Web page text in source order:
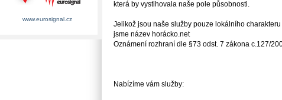
která by vystihovala naše pole působnosti.
Jelikož jsou naše služby pouze lokálního
jsme název horácko.net
Oznámení rozhraní dle §73 odst. 7 zákona c.127/
Nabízíme vám služby:
www.eurosignal.cz